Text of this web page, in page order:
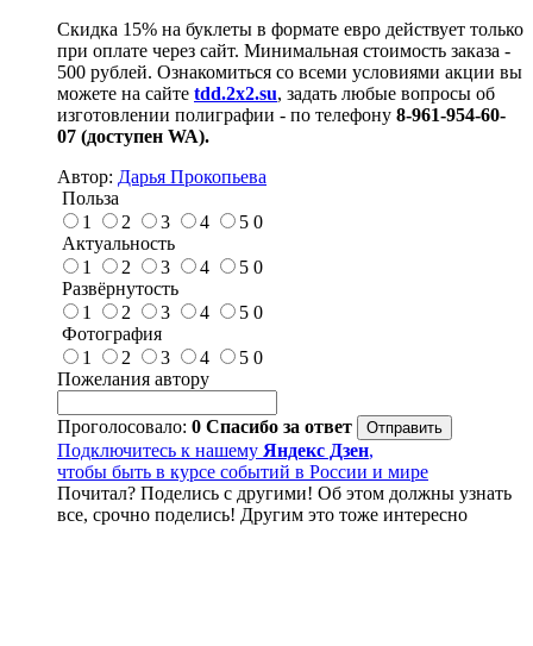
Скидка 15% на буклеты в формате евро действует только
при оплате через сайт. Минимальная стоимость заказа -
500 рублей. Ознакомиться со всеми условиями акции вы
можете на сайте tdd.2x2.su, задать любые вопросы об
изготовлении полиграфии - по телефону 8-961-954-60-
07 (доступен WA).
Автор: Дарья Прокопьева
Польза
1
2 3 4 5 0
Актуальность
1
2 3 4 5 0
Развёрнутость
1
2 3 4 5 0
Фотография
1
2 3 4 5 0
Пожелания автору
Проголосовало: 0 Спасибо за ответ
Подключитесь к нашему Яндекс Дзен,
чтобы быть в курсе событий в России и мире
Почитал? Поделись с другими! Об этом должны узнать
все, срочно поделись! Другим это тоже интересно